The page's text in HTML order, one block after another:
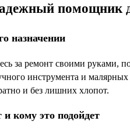
помощник
назначении
за ремонт своими руками,
инструмента и
и без лишних хлопот.
кому это подойдет